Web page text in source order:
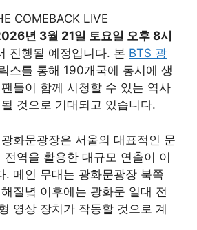
COMEBACK LIVE
년 3월 21일 토요일 오후 8시
진행될 예정입니다. 본 BTS 광
스를 통해 190개국에 동시에 생
들이 함께 시청할 수 있는 역사
것으로 기대되고 있습니다.
화문광장은 서울의 대표적인 문
전역을 활용한 대규모 연출이 이
. 메인 무대는 광화문광장 북쪽
질녘 이후에는 광화문 일대 전
영상 장치가 작동할 것으로 계